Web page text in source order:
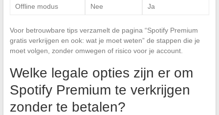
Offline modus Nee Ja
Voor betrouwbare tips verzamelt de pagina “Spotify Premium
gratis verkrijgen en ook: wat je moet weten” de stappen die je
moet volgen, zonder omwegen of risico voor je account.
Welke legale opties zijn er om
Spotify Premium te verkrijgen
zonder te betalen?